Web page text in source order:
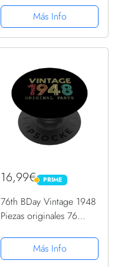
desde octubre de 1948
PopSockets PopGrip
Adhesivo
Más Info
16,99€ PRIME
PRIME
76th BDay Vintage 1948
Piezas originales 76
PopSockets PopGrip
Intercambiable
Más Info